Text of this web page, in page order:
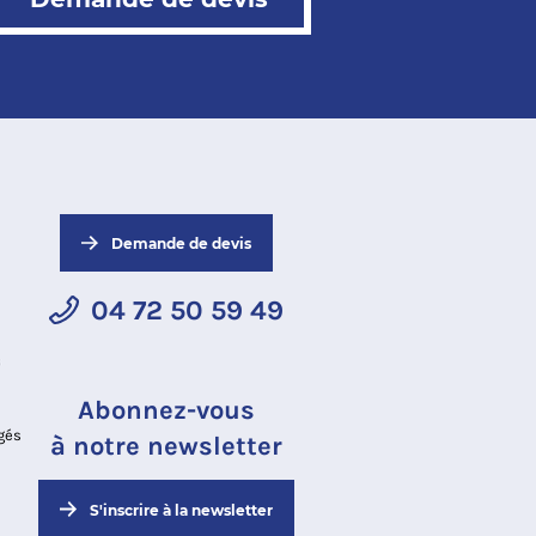
Demande de devis
04 72 50 59 49
Abonnez-vous
à notre newsletter
S'inscrire à la newsletter